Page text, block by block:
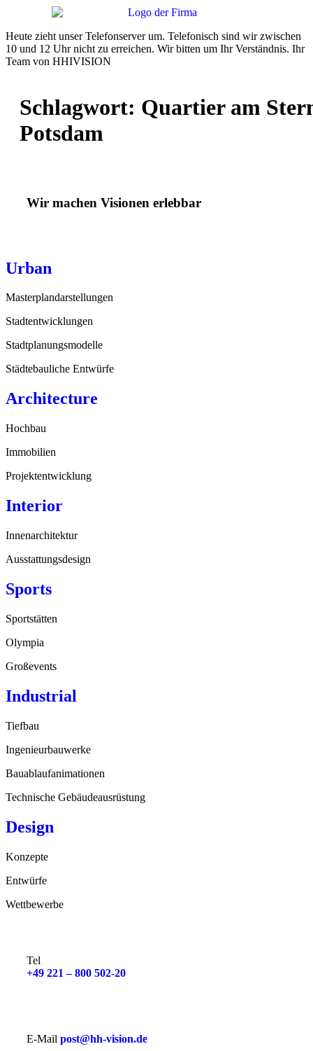
Heute zieht unser Telefonserver um. Telefonisch sind wir zwischen
10 und 12 Uhr nicht zu erreichen. Wir bitten um Ihr Verständnis. Ihr
Team von HHIVISION
Schlagwort: Quartier am
Potsdam
Wir machen Visionen erlebbar
Urban
Masterplandarstellungen
Stadtentwicklungen
Stadtplanungsmodelle
Städtebauliche Entwürfe
Architecture
Hochbau
Immobilien
Projektentwicklung
Interior
Innenarchitektur
Ausstattungsdesign
Sports
Sportstätten
Olympia
Großevents
Industrial
Tiefbau
Ingenieurbauwerke
Bauablaufanimationen
Technische Gebäudeausrüstung
Design
Konzepte
Entwürfe
Wettbewerbe
Tel
+49 221 – 800 502-20
E-Mail post@hh-vision.de